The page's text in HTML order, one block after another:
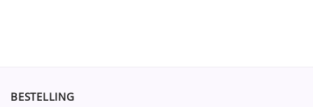
BESTELLING